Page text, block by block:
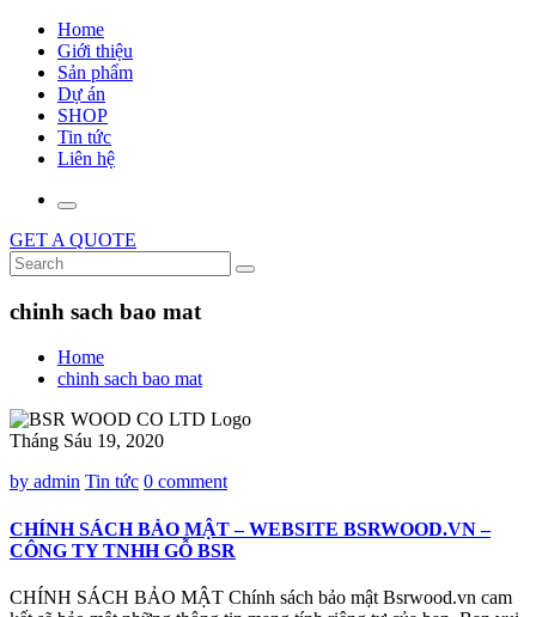
Home
Giới thiệu
Sản phẩm
Dự án
SHOP
Tin tức
Liên hệ
GET A QUOTE
chinh sach bao mat
Home
chinh sach bao mat
Tháng Sáu 19, 2020
by admin Tin tức 0 comment
CHÍNH SÁCH BẢO MẬT – WEBSITE BSRWOOD.VN –
CÔNG TY TNHH GỖ BSR
CHÍNH SÁCH BẢO MẬT Chính sách bảo mật Bsrwood.vn cam